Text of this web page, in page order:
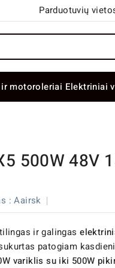
Parduotuvių
motoroleriai Elektriniai
500W 48V
: Aairsk
ir galingas
patogiam
variklis su iki 500W